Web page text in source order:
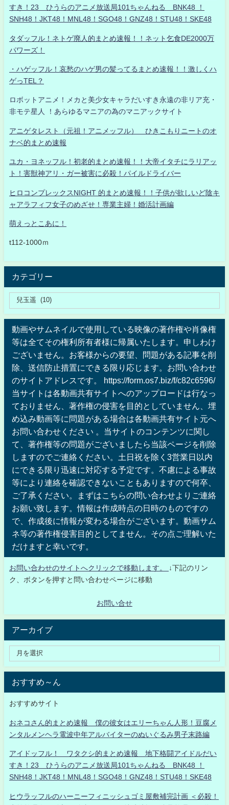
すき！23 ひうらのアニメ放送局101ちゃんねる BNK48 ！
SNH48！JKT48！MNL48！SGO48！GNZ48！STU48！SKE48
タダッフル！ネトゲ廃人的まとめ速報！！ネット乞食DE2000万
パワーズ！
・ハゲッフル！哀愁のハゲ男の髪ってるまとめ速報！！激しくハ
ゲっTEL？
ロボットアニメ！メカと美少女キャラだいすき永遠の非リア充・
非モテ星人 ！あらゆるマニアの為のマニアックサイト
アニゲタレスト（元祖！アニメッフル） ひきこもりニートのオ
ナベ的まとめ速報
ユカ・ヨネッフル！初老的まとめ速報！！大帝イタチにラリアッ
ト！害獣神アリ・ガー被害に必殺！パイルドライバー
ヒロコンプレックスNIGHT 的まとめ速報！！子供が欲しいど陰キ
ャアラフィフ女子のめざせ！専業主婦！婚活計画編
萌えっとこあに！
t112-1000ｍ
カテゴリー
動画やサムネイルで使用している映像の著作権や肖像権
等は全てその権利所有者様に帰属いたします。申しわけ
ございません。お客様からの要望、問題がある記事を削
除、送信防止措置にできる限り応じます。お問い合わせ
のサイトアドレスです。 https://form.os7.biz/f/c82c6596/
当サイトは各動画共有サイトへのアップロードは行なっ
ておりません、著作権の侵害を目的としていません、埋
め込み動画等に問題がある場合は各動画共有サイト元へ
お問い合わせください 。当サイトのコンテンツに関し
て、著作権等の問題がございましたら当該ページを削除
しますのでご連絡ください。土日祝を除く3営業日以内
にできる限り迅速に対応する予定です。不慮による事故
等により連絡を確認できないこともありますので何卒、
ご了承ください。まずはこちらの問い合わせよりご連絡
お願い致します。情報は作成時点の日時のものですの
で、作成後に情報が変わる場合がございます。動画サム
ネ等の著作権侵害目的としてません。その点ご理解いた
だけますと幸いです。
お問い合わせのサイトへクリックで移動します。
↓下記のリン
ク、ボタンを押すと問い合わせページに移動
お問い合せ
アーカイブ
おすすめ～ん
おすすめサイト
おネコさん的まとめ速報 僕の彼女はエリーちゃん人形！豆腐メ
ンタルメンヘラ電波中年アルバイターのぬいぐるみ男子末路編
アイドッフル！ ワタクシ的まとめ速報 地下格闘アイドルだい
すき！23 ひうらのアニメ放送局101ちゃんねる BNK48 ！
SNH48！JKT48！MNL48！SGO48！GNZ48！STU48！SKE48
ヒウラッフルのハーニーフィニッシュゴミ屋敷補完計画 ＜必殺！